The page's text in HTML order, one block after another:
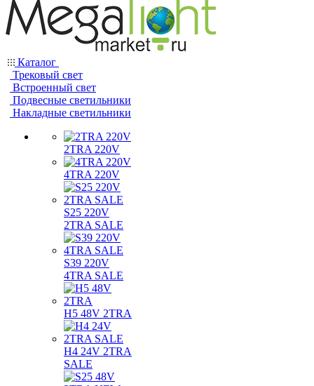
Каталог
Трековый свет
Встроенный свет
Подвесные светильники
Накладные светильники
2TRA 220V
4TRA 220V
S25 220V
2TRA SALE
S39 220V
4TRA SALE
H5 48V 2TRA
H4 24V 2TRA
SALE